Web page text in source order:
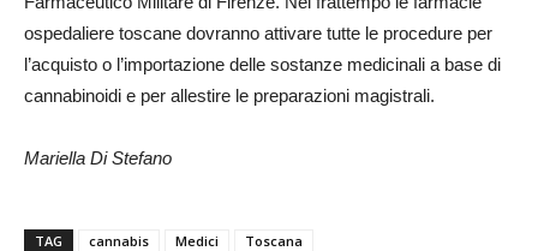
ospedaliere toscane dovranno attivare tutte le procedure per
l’acquisto o l’importazione delle sostanze medicinali a base di
cannabinoidi e per allestire le preparazioni magistrali.
Mariella Di Stefano
TAG cannabis Medici Toscana